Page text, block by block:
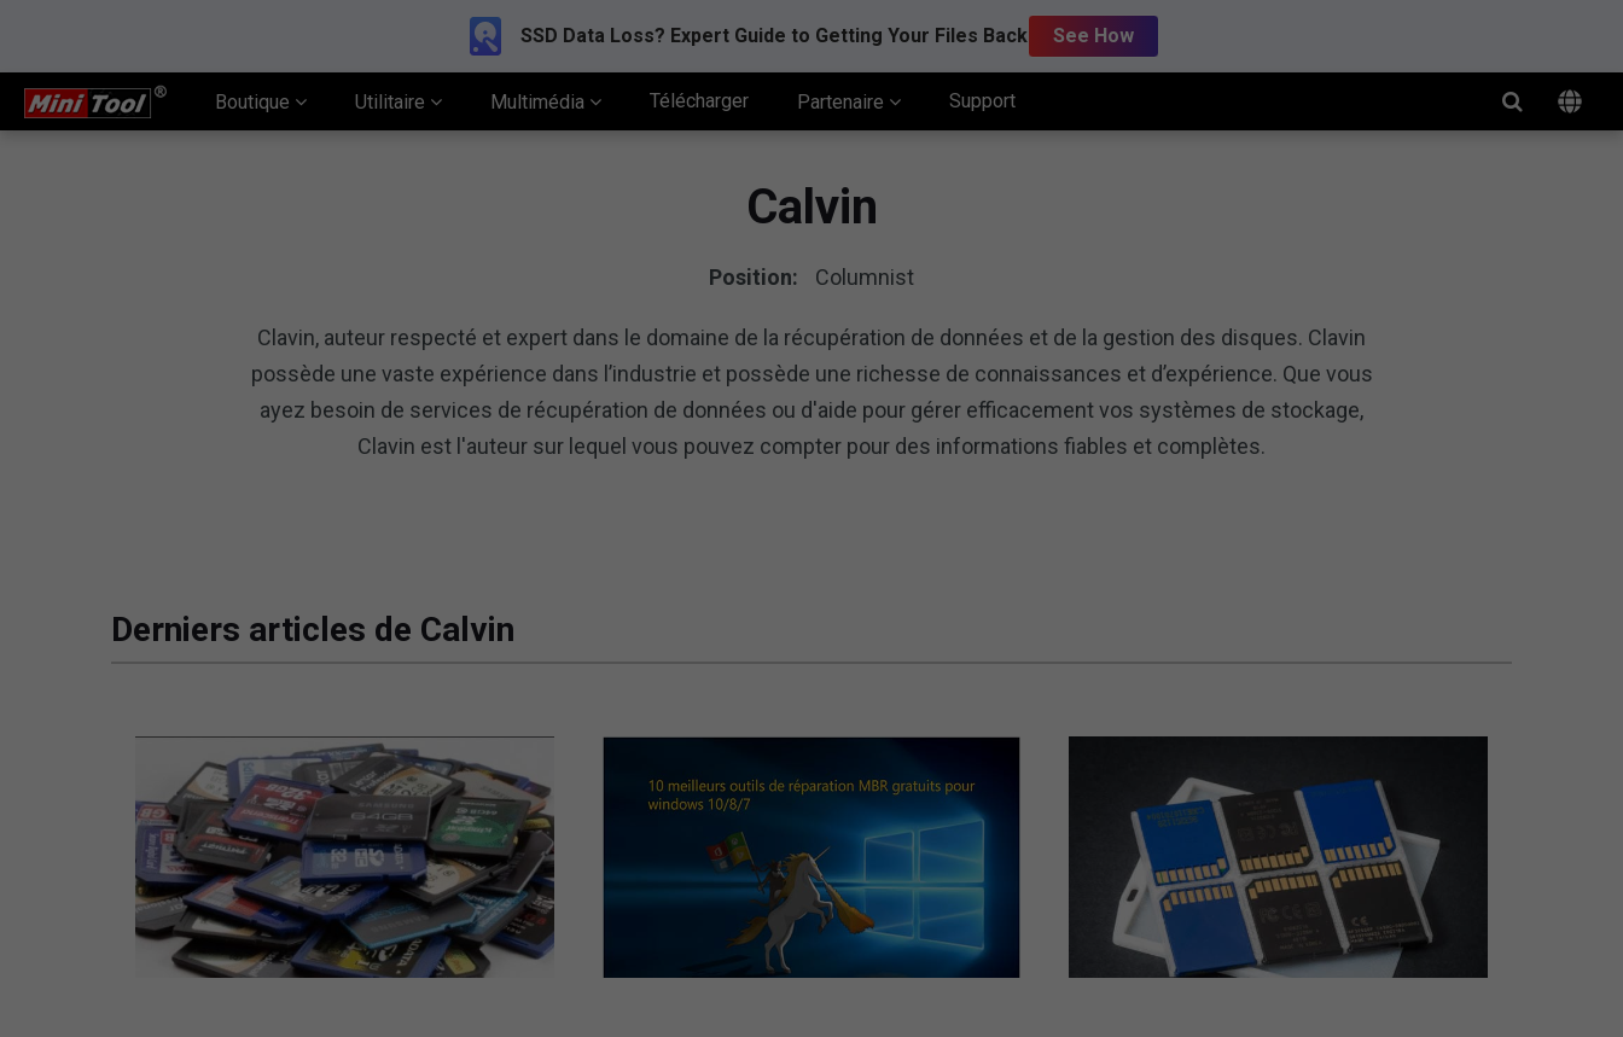
SSD Data Loss? Expert Guide to Getting Your Files Back See How
Boutique Utilitaire Multimédia Télécharger Partenaire Support
Calvin
Position: Columnist
Clavin, auteur respecté et expert dans le domaine de la récupération de données et de la gestion des disques. Clavin
possède une vaste expérience dans l’industrie et possède une richesse de connaissances et d’expérience. Que vous
ayez besoin de services de récupération de données ou d'aide pour gérer efficacement vos systèmes de stockage,
Clavin est l'auteur sur lequel vous pouvez compter pour des informations fiables et complètes.
Derniers articles de Calvin